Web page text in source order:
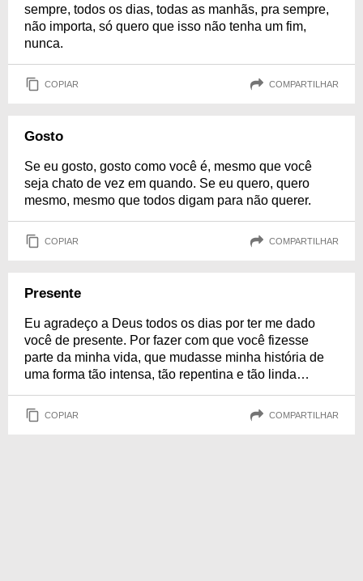
sempre, todos os dias, todas as manhãs, pra sempre,
não importa, só quero que isso não tenha um fim,
nunca.
COPIAR COMPARTILHAR
Gosto
Se eu gosto, gosto como você é, mesmo que você
seja chato de vez em quando. Se eu quero, quero
mesmo, mesmo que todos digam para não querer.
COPIAR COMPARTILHAR
Presente
Eu agradeço a Deus todos os dias por ter me dado
você de presente. Por fazer com que você fizesse
parte da minha vida, que mudasse minha história de
uma forma tão intensa, tão repentina e tão linda…
COPIAR COMPARTILHAR